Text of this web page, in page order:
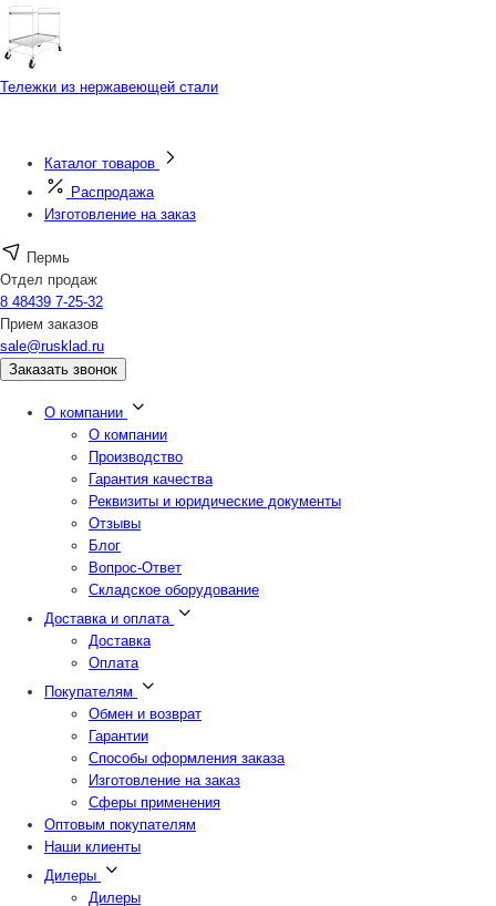
Тележки из нержавеющей стали
Каталог товаров
Распродажа
Изготовление на заказ
Пермь
Отдел продаж
8 48439 7-25-32
Прием заказов
sale@rusklad.ru
Заказать звонок
О компании
О компании
Производство
Гарантия качества
Реквизиты и юридические документы
Отзывы
Блог
Вопрос-Ответ
Складское оборудование
Доставка и оплата
Доставка
Оплата
Покупателям
Обмен и возврат
Гарантии
Способы оформления заказа
Изготовление на заказ
Сферы применения
Оптовым покупателям
Наши клиенты
Дилеры
Дилеры